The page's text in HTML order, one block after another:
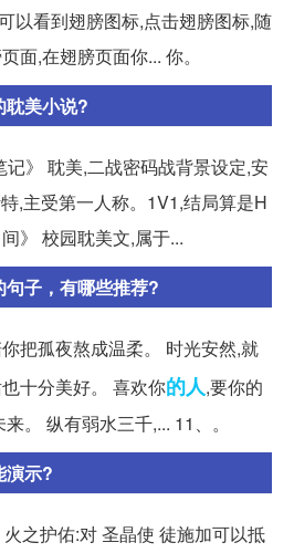
以看到翅膀图标,点击翅膀图标,随
面,在翅膀页面你... 你。
耽美小说?
》 耽美,二战密码战背景设定,安
,主受第一人称。1V1,结局算是H
》 校园耽美文,属于...
子，有哪些推荐?
把孤夜熬成温柔。 时光安然,就
十分美好。 喜欢你的人,要你的
。 纵有弱水三千,... 11、。
演示?
之护佑:对 圣晶使 徒施加可以抵